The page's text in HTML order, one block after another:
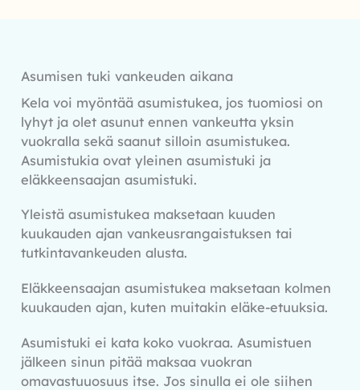
Asumisen tuki vankeuden aikana
Kela voi myöntää asumistukea, jos tuomiosi on
lyhyt ja olet asunut ennen vankeutta yksin
vuokralla sekä saanut silloin asumistukea.
Asumistukia ovat yleinen asumistuki ja
eläkkeensaajan asumistuki.
Yleistä asumistukea maksetaan kuuden
kuukauden ajan vankeusrangaistuksen tai
tutkintavankeuden alusta.
Eläkkeensaajan asumistukea maksetaan kolmen
kuukauden ajan, kuten muitakin eläke-etuuksia.
Asumistuki ei kata koko vuokraa. Asumistuen
jälkeen sinun pitää maksaa vuokran
omavastuuosuus itse. Jos sinulla ei ole siihen